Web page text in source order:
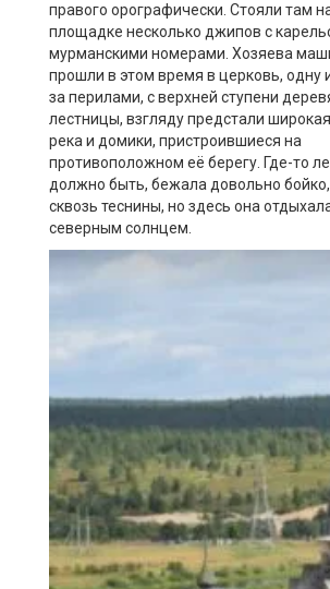
правого орографически. Стояли там
площадке несколько джипов с
мурманскими номерами. Хозяева
прошли в этом время в церковь, одну
за перилами, с верхней ступени
лестницы, взгляду предстали
река и домики, пристроившиеся на
противоположном её берегу. Где-то
должно быть, бежала довольно
сквозь теснины, но здесь она
северным солнцем.